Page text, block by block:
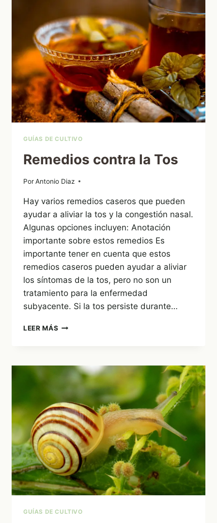
HUERTO
URBANO?
GUÍAS DE CULTIVO
Remedios contra la Tos
PorAntonio Diaz
07/12/2022
Hay varios remedios caseros que pueden
ayudar a aliviar la tos y la congestión nasal.
Algunas opciones incluyen: Anotación
importante sobre estos remedios Es
importante tener en cuenta que estos
remedios caseros pueden ayudar a aliviar
los síntomas de la tos, pero no son un
tratamiento para la enfermedad
subyacente. Si la tos persiste durante…
LEER MÁS REMEDIOS
GUÍAS DE CULTIVO